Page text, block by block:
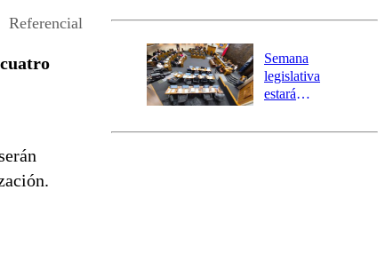
Referencial
cuatro
activa Alerta
Preventiva en
tres comunas
Semana
legislativa
estará
el fin de la